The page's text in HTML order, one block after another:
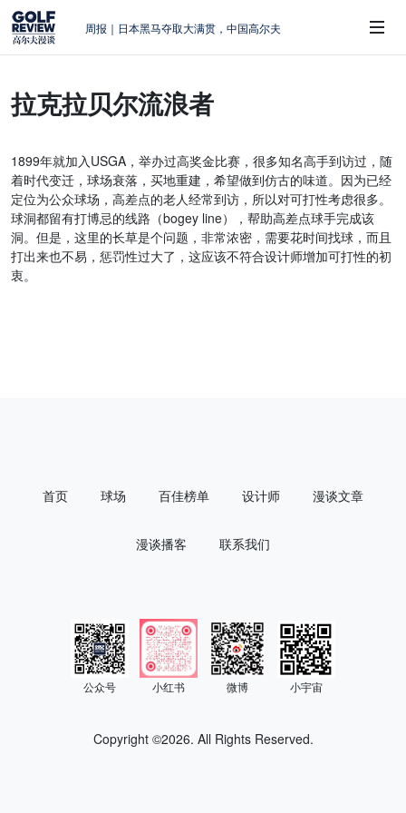
周报｜日本黑马夺取大满贯，中国高尔夫
AIG英国女子公开赛，一场大满贯的50年
蜕变
龙
查莉·赫尔：不断制造“麻烦”的流量明星
Menu
拉克拉贝尔流浪者
1899年就加入USGA，举办过高奖金比赛，很多知名高手到访过，随
着时代变迁，球场衰落，买地重建，希望做到仿古的味道。因为已经
定位为公众球场，高差点的老人经常到访，所以对可打性考虑很多。
球洞都留有打博忌的线路（bogey line），帮助高差点球手完成该
洞。但是，这里的长草是个问题，非常浓密，需要花时间找球，而且
打出来也不易，惩罚性过大了，这应该不符合设计师增加可打性的初
衷。
首页 球场 百佳榜单 设计师 漫谈文章
漫谈播客 联系我们
公众号 小红书 微博 小宇宙
Copyright ©2026. All Rights Reserved.